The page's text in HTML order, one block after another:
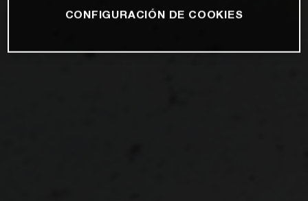
CONFIGURACIÓN DE COOKIES